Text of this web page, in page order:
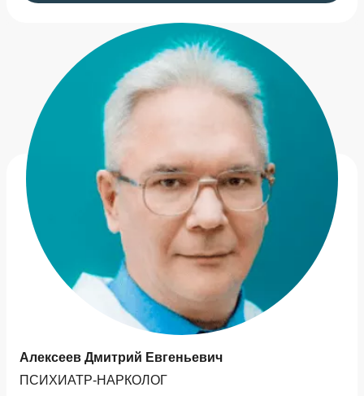
Алексеев Дмитрий Евгеньевич
ПСИХИАТР-НАРКОЛОГ